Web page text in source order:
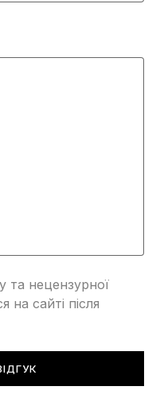
та нецензурної
на сайті після